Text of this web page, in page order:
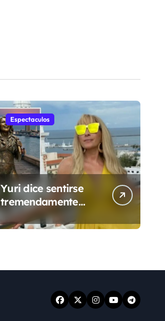
Espectaculos
Yuri dice sentirse
tremendamente
emocionada sobre
su estatua que le